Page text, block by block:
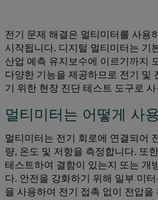
전기 문제 해결은 멀티미터를 사용
시작됩니다. 디지털 멀티미터는 기
산업 예측 유지보수에 이르기까지
다양한 기능을 제공하므로 전기 및
기 위한 현장 진단 테스트 도구로
멀티미터는 어떻게 사
멀티미터는 전기 회로에 연결되어
량, 온도 및 저항을 측정합니다. 또
테스트하여 결함이 있는지 또는 개
다. 안전을 강화하기 위해 일부 미
을 사용하여 전기 접촉 없이 전압을